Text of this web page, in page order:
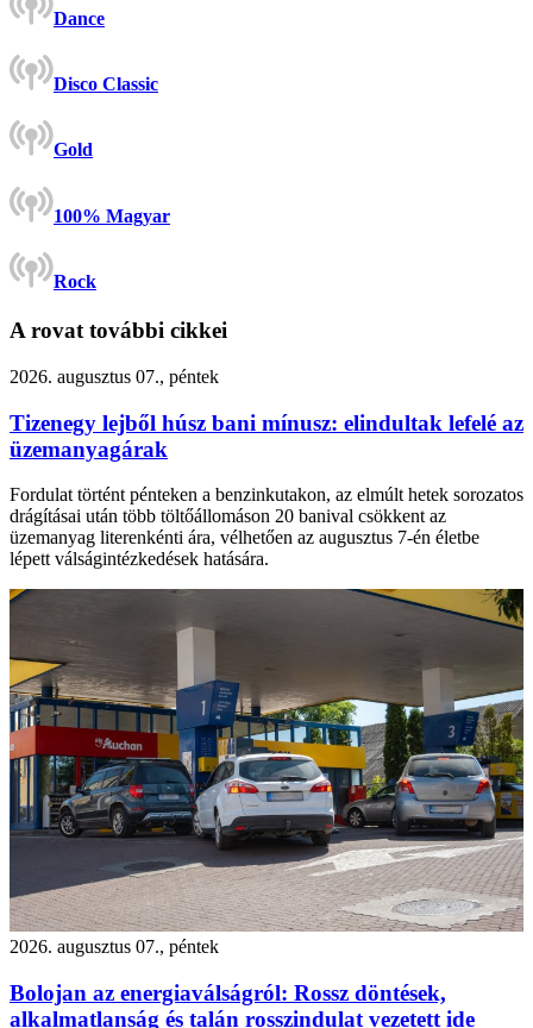
Dance
Disco Classic
Gold
100% Magyar
Rock
A rovat további cikkei
2026. augusztus 07., péntek
Tizenegy lejből húsz bani mínusz: elindultak lefelé az
üzemanyagárak
Fordulat történt pénteken a benzinkutakon, az elmúlt hetek sorozatos
drágításai után több töltőállomáson 20 banival csökkent az
üzemanyag literenkénti ára, vélhetően az augusztus 7-én életbe
lépett válságintézkedések hatására.
2026. augusztus 07., péntek
Bolojan az energiaválságról: Rossz döntések,
alkalmatlanság és talán rosszindulat vezetett ide